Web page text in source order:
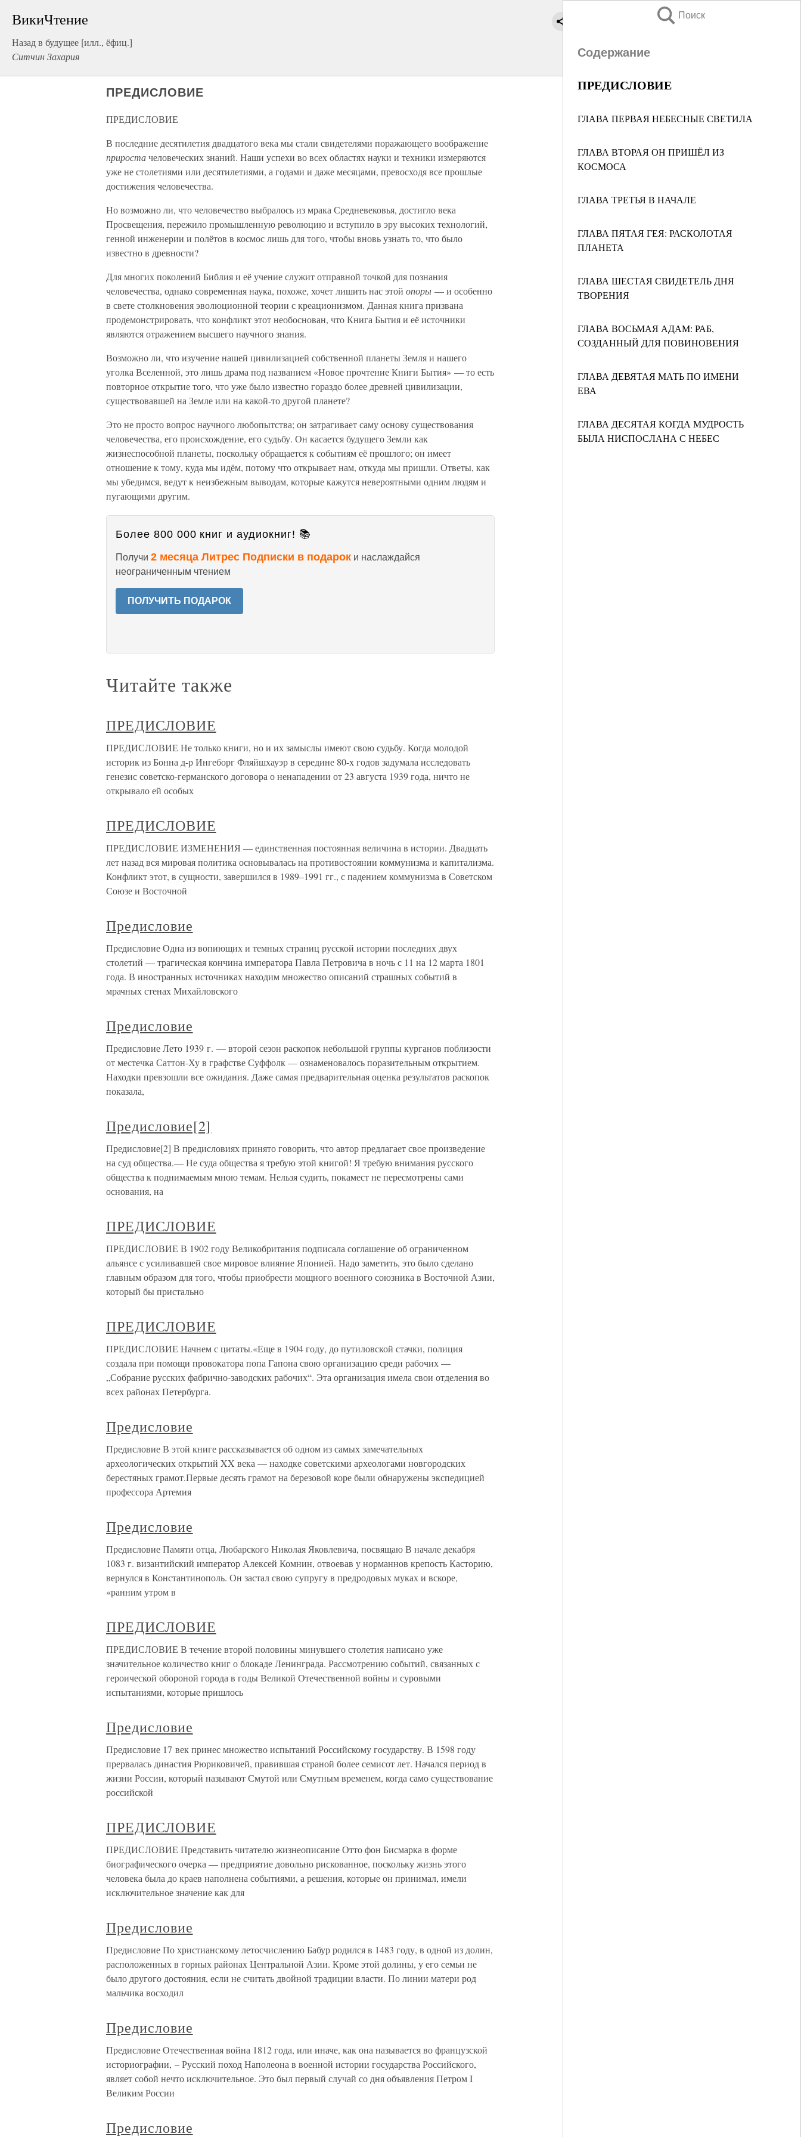
ВикиЧтение
Назад в будущее [илл., ёфиц.]
Ситчин Захария
Поиск
Содержание
ПРЕДИСЛОВИЕ
ГЛАВА ПЕРВАЯ НЕБЕСНЫЕ СВЕТИЛА
ГЛАВА ВТОРАЯ ОН ПРИШЁЛ ИЗ
КОСМОСА
ГЛАВА ТРЕТЬЯ В НАЧАЛЕ
ГЛАВА ПЯТАЯ ГЕЯ: РАСКОЛОТАЯ
ПЛАНЕТА
ГЛАВА ШЕСТАЯ СВИДЕТЕЛЬ ДНЯ
ТВОРЕНИЯ
ГЛАВА ВОСЬМАЯ АДАМ: РАБ,
СОЗДАННЫЙ ДЛЯ ПОВИНОВЕНИЯ
ГЛАВА ДЕВЯТАЯ МАТЬ ПО ИМЕНИ
ЕВА
ГЛАВА ДЕСЯТАЯ КОГДА МУДРОСТЬ
БЫЛА НИСПОСЛАНА С НЕБЕС
ПРЕДИСЛОВИЕ
ПРЕДИСЛОВИЕ
В последние десятилетия двадцатого века мы стали свидетелями поражающего воображение
приростачеловеческих знаний. Наши успехи во всех областях науки и техники измеряются
уже не столетиями или десятилетиями, а годами и даже месяцами, превосходя все прошлые
достижения человечества.
Но возможно ли, что человечество выбралось из мрака Средневековья, достигло века
Просвещения, пережило промышленную революцию и вступило в эру высоких технологий,
генной инженерии и полётов в космос лишь для того, чтобы вновь узнать то, что было
известно в древности?
Для многих поколений Библия и её учение служит отправной точкой для познания
человечества, однако современная наука, похоже, хочет лишить нас этой опоры — и особенно
в свете столкновения эволюционной теории с креационизмом. Данная книга призвана
продемонстрировать, что конфликт этот необоснован, что Книга Бытия и её источники
являются отражением высшего научного знания.
Возможно ли, что изучение нашей цивилизацией собственной планеты Земля и нашего
уголка Вселенной, это лишь драма под названием «Новое прочтение Книги Бытия» — то есть
повторное открытие того, что уже было известно гораздо более древней цивилизации,
существовавшей на Земле или на какой-то другой планете?
Это не просто вопрос научного любопытства; он затрагивает саму основу существования
человечества, его происхождение, его судьбу. Он касается будущего Земли как
жизнеспособной планеты, поскольку обращается к событиям её прошлого; он имеет
отношение к тому, куда мы идём, потому что открывает нам, откуда мы пришли. Ответы, как
мы убедимся, ведут к неизбежным выводам, которые кажутся невероятными одним людям и
пугающими другим.
Более 800 000 книг и аудиокниг! 📚
Получи 2 месяца Литрес Подписки в подарок и наслаждайся
неограниченным чтением
ПОЛУЧИТЬ ПОДАРОК
Читайте также
ПРЕДИСЛОВИЕ
ПРЕДИСЛОВИЕ Не только книги, но и их замыслы имеют свою судьбу. Когда моло­дой
историк из Бонна д-р Ингеборг Фляйшхауэр в середине 80-х годов задумала исследовать
генезис советско-германского договора о ненапа­дении от 23 августа 1939 года, ничто не
открывало ей особых
ПРЕДИСЛОВИЕ
ПРЕДИСЛОВИЕ ИЗМЕНЕНИЯ — единственная постоянная величина в истории. Двадцать
лет назад вся мировая политика основывалась на противостоянии коммунизма и капитализма.
Конфликт этот, в сущности, завершился в 1989–1991 гг., с падением коммунизма в Советском
Союзе и Восточной
Предисловие
Предисловие Одна из вопиющих и темных страниц русской истории последних двух
столетий — трагическая кончина императора Павла Петровича в ночь с 11 на 12 марта 1801
года. В иностранных источниках находим множество описаний страшных событий в
мрачных стенах Михайловского
Предисловие
Предисловие Лето 1939 г. — второй сезон раскопок небольшой группы курганов поблизости
от местечка Саттон-Ху в графстве Суффолк — ознаменовалось поразительным открытием.
Находки превзошли все ожидания. Даже самая предварительная оценка результатов раскопок
показала,
Предисловие[2]
Предисловие[2] В предисловиях принято говорить, что автор предлагает свое произведение
на суд общества.— Не суда общества я требую этой книгой! Я требую внимания русского
общества к поднимаемым мною темам. Нельзя судить, покамест не пересмотрены сами
основания, на
ПРЕДИСЛОВИЕ
ПРЕДИСЛОВИЕ В 1902 году Великобритания подписала соглашение об ограниченном
альянсе с усиливавшей свое мировое влияние Японией. Надо заметить, это было сделано
главным образом для того, чтобы приобрести мощного военного союзника в Восточной Азии,
который бы пристально
ПРЕДИСЛОВИЕ
ПРЕДИСЛОВИЕ Начнем с цитаты.«Еще в 1904 году, до путиловской стачки, полиция
создала при помощи провокатора попа Гапона свою организацию среди рабочих —
„Собрание русских фабрично-заводских рабочих“. Эта организация имела свои отделения во
всех районах Петербурга.
Предисловие
Предисловие В этой книге рассказывается об одном из самых замечательных
археологических открытий XX века — находке советскими археологами новгородских
берестяных грамот.Первые десять грамот на березовой коре были обнаружены экспедицией
профессора Артемия
Предисловие
Предисловие Памяти отца, Любарского Николая Яковлевича, посвящаю В начале декабря
1083 г. византийский император Алексей Комнин, отвоевав у норманнов крепость Касторию,
вернулся в Константинополь. Он застал свою супругу в предродовых муках и вскоре,
«ранним утром в
ПРЕДИСЛОВИЕ
ПРЕДИСЛОВИЕ В течение второй половины минувшего столетия написано уже
значительное количество книг о блокаде Ленинграда. Рассмотрению событий, связанных с
героической обороной города в годы Великой Отечественной войны и суровыми
испытаниями, которые пришлось
Предисловие
Предисловие 17 век принес множество испытаний Российскому государству. В 1598 году
прервалась династия Рюриковичей, правившая страной более семисот лет. Начался период в
жизни России, который называют Смутой или Смутным временем, когда само существование
российской
ПРЕДИСЛОВИЕ
ПРЕДИСЛОВИЕ Представить читателю жизнеописание Отто фон Бисмарка в форме
биографического очерка — предприятие довольно рискованное, поскольку жизнь этого
человека была до краев наполнена событиями, а решения, которые он принимал, имели
исключительное значение как для
Предисловие
Предисловие По христианскому летосчислению Бабур родился в 1483 году, в одной из долин,
расположенных в горных районах Центральной Азии. Кроме этой долины, у его семьи не
было другого достояния, если не считать двойной традиции власти. По линии матери род
мальчика восходил
Предисловие
Предисловие Отечественная война 1812 года, или иначе, как она называется во французской
историографии, – Русский поход Наполеона в военной истории государства Российского,
являет собой нечто исключительное. Это был первый случай со дня объявления Петром I
Великим России
Предисловие